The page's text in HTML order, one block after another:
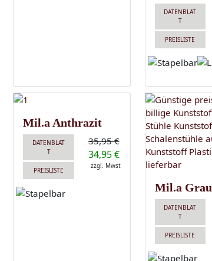
DATENBLAT
T
PREISLISTE
Mil.a Anthrazit
DATENBLAT
T
PREISLISTE
35,95 €
34,95 €
zzgl. Mwst
Mil.a Grau
DATENBLAT
T
PREISLISTE